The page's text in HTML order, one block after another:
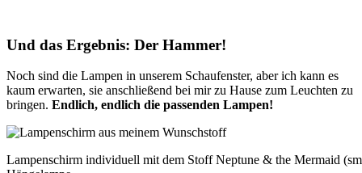
Und das Ergebnis: Der Hammer!
Noch sind die Lampen in unserem Schaufenster, aber ich kann es
kaum erwarten, sie anschließend bei mir zu Hause zum Leuchten zu
bringen. Endlich, endlich die passenden Lampen!
Lampenschirm individuell mit dem Stoff Neptune & the Mermaid